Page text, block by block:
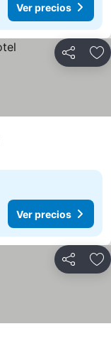
Ver precios
Compartir
Ver precios
Compartir